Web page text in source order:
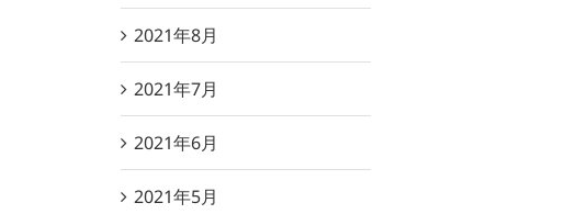
2021年8月
2021年7月
2021年6月
2021年5月